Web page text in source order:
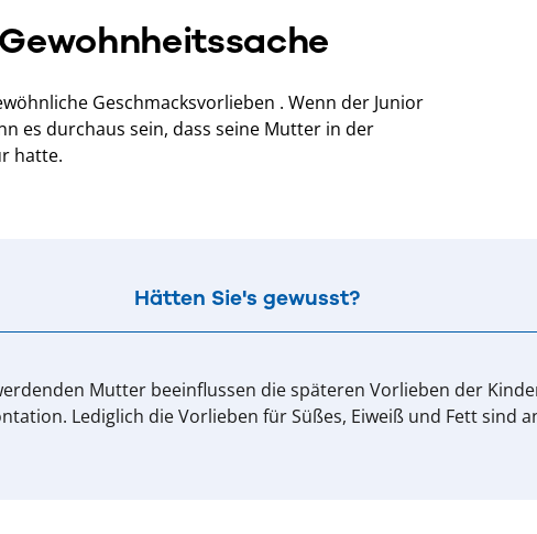
Geschmacksvorlieben . Wenn der Junior
es durchaus sein, dass seine Mutter in der
hatte.
Hätten Sie's gewusst?
Mutter beeinflussen die späteren Vorlieben der
Lediglich die Vorlieben für Süßes, Eiweiß und Fett sind